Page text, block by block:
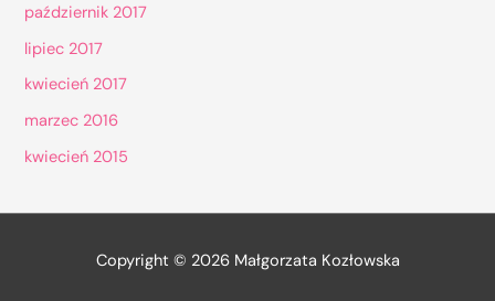
październik 2017
lipiec 2017
kwiecień 2017
marzec 2016
kwiecień 2015
Copyright © 2026 Małgorzata Kozłowska